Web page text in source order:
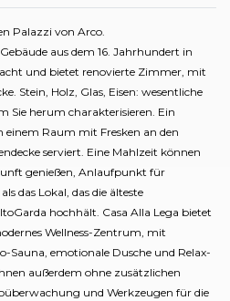
Palazzi von Arco.
aus dem 16. Jahrhundert in
und bietet renovierte Zimmer, mit
Stein, Holz, Glas, Eisen: wesentliche
Sie herum charakterisieren. Ein
Raum mit Fresken an den
serviert. Eine Mahlzeit können
genießen, Anlaufpunkt für
das Lokal, das die älteste
hochhält. Casa Alla Lega bietet
Wellness-Zentrum, mit
Sauna, emotionale Dusche und Relax-
außerdem ohne zusätzlichen
und Werkzeugen für die